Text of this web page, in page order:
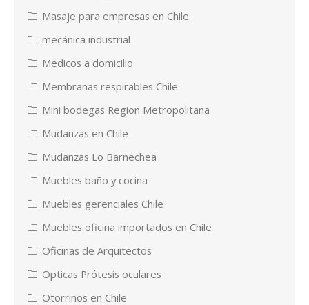
Masaje para empresas en Chile
mecánica industrial
Medicos a domicilio
Membranas respirables Chile
Mini bodegas Region Metropolitana
Mudanzas en Chile
Mudanzas Lo Barnechea
Muebles baño y cocina
Muebles gerenciales Chile
Muebles oficina importados en Chile
Oficinas de Arquitectos
Opticas Prótesis oculares
Otorrinos en Chile